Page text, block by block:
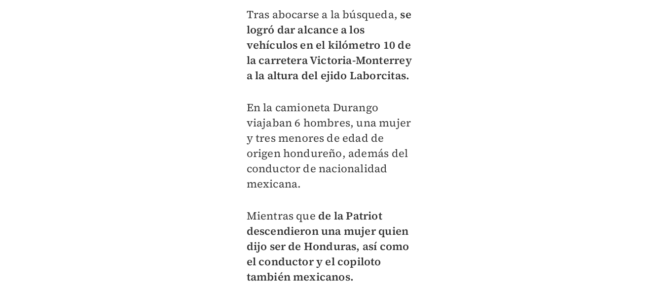
Tras abocarse a la búsqueda, se
logró dar alcance a los
vehículos en el kilómetro 10 de
la carretera Victoria-Monterrey
a la altura del ejido Laborcitas.
En la camioneta Durango
viajaban 6 hombres, una mujer
y tres menores de edad de
origen hondureño, además del
conductor de nacionalidad
mexicana.
Mientras que de la Patriot
descendieron una mujer quien
dijo ser de Honduras, así como
el conductor y el copiloto
también mexicanos.